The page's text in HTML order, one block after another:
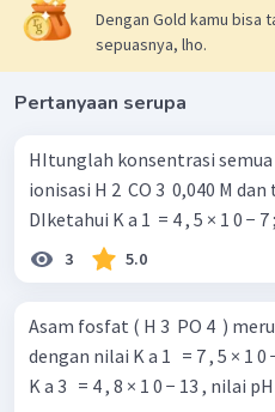
Dengan Gold kamu bisa
sepuasnya, lho.
Pertanyaan serupa
HItunglah konsentrasi
ionisasi H 2 ​ CO 3 ​ 0,040 M
DIketahui K a 1 ​ = 4 , 5 × 1 0 − 7
3 5.0
Asam fosfat ( H 3 ​ PO 4 ​ )
dengan nilai K a 1 ​ ​ = 7 , 5 × 1 0
K a 3 ​ ​ = 4 , 8 × 1 0 − 13 , nilai